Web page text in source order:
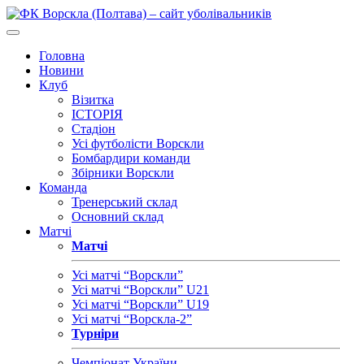
Головна
Новини
Клуб
Візитка
ІСТОРІЯ
Стадіон
Усі футболісти Ворскли
Бомбардири команди
Збірники Ворскли
Команда
Тренерський склад
Основний склад
Матчі
Матчі
Усі матчі “Ворскли”
Усі матчі “Ворскли” U21
Усі матчі “Ворскли” U19
Усі матчі “Ворскла-2”
Турніри